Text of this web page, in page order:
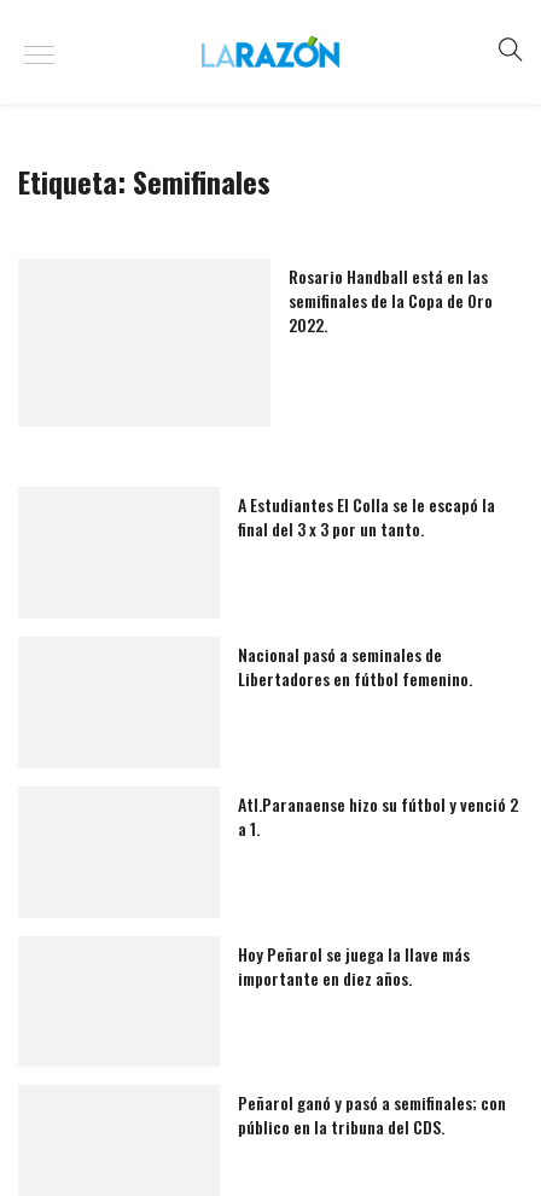
Etiqueta: Semifinales
Rosario Handball está en las
semifinales de la Copa de Oro
2022.
A Estudiantes El Colla se le escapó la
final del 3 x 3 por un tanto.
Nacional pasó a seminales de
Libertadores en fútbol femenino.
Atl.Paranaense hizo su fútbol y venció 2
a 1.
Hoy Peñarol se juega la llave más
importante en diez años.
Peñarol ganó y pasó a semifinales; con
público en la tribuna del CDS.